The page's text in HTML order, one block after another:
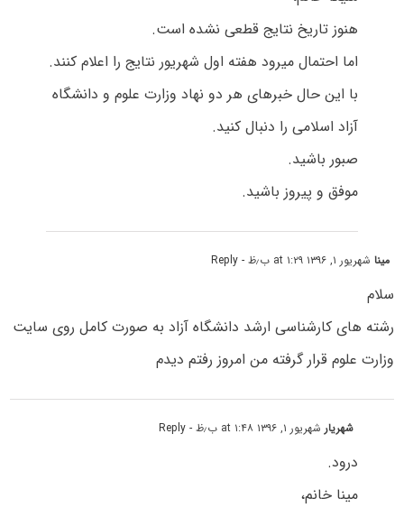
هنوز تاریخ نتایج قطعی نشده است.
اما احتمال میرود هفته اول شهریور نتایج را اعلام کنند.
با این حال خبرهای هر دو نهاد وزارت علوم و دانشگاه
آزاد اسلامی را دنبال کنید.
صبور باشید.
موفق و پیروز باشید.
میناشهریور ۱, ۱۳۹۶ at ۱:۲۹ ب٫ظ - Reply
سلام
رشته های کارشناسی ارشد دانشگاه آزاد به صورت کامل روی سایت
وزارت علوم قرار گرفته من امروز رفتم دیدم
شهریارشهریور ۱, ۱۳۹۶ at ۱:۴۸ ب٫ظ - Reply
درود.
مینا خانم،